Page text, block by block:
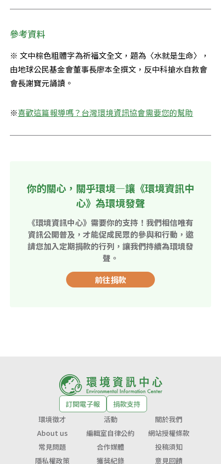
參考資料
※ 文中棕色粗體字為祈福文全文，題為〈水就是生命〉，
由地球公民基金會董事長廖本全撰文，反中科搶水自救會
會長謝寶元誦讀。
※喜歡這篇報導嗎？台灣環境資訊協會需要您的幫助
你的關心，關乎環境—讓《環境資訊中
心》為環境發聲
《環境資訊中心》需要你的支持！我們相信唯有
資訊公開普及，才能促成民眾的參與和行動，邀
請您加入定期捐款的行列，讓我們持續為環境發
聲。
前往捐款
訂閱電子報
捐款支持
環境徵才
活動
關於我們
About us
編輯室自律公約
網站授權條款
常見問題
合作媒體
投稿須知
隱私權政策
獲獎紀錄 意見回饋